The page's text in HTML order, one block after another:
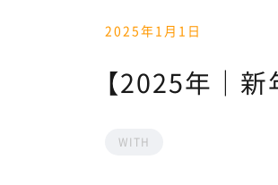
2025年1月1日
【2025年｜
WITH